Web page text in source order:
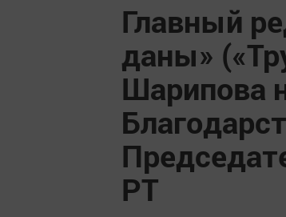
Главный
даны»
Шарипова
РТ